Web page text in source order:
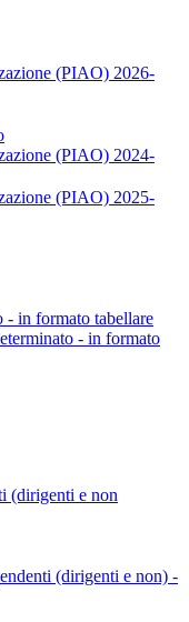
(PIAO) 2026-
(PIAO) 2024-
(PIAO) 2025-
- in formato tabellare
- in formato
(dirigenti e non
(dirigenti e non) -